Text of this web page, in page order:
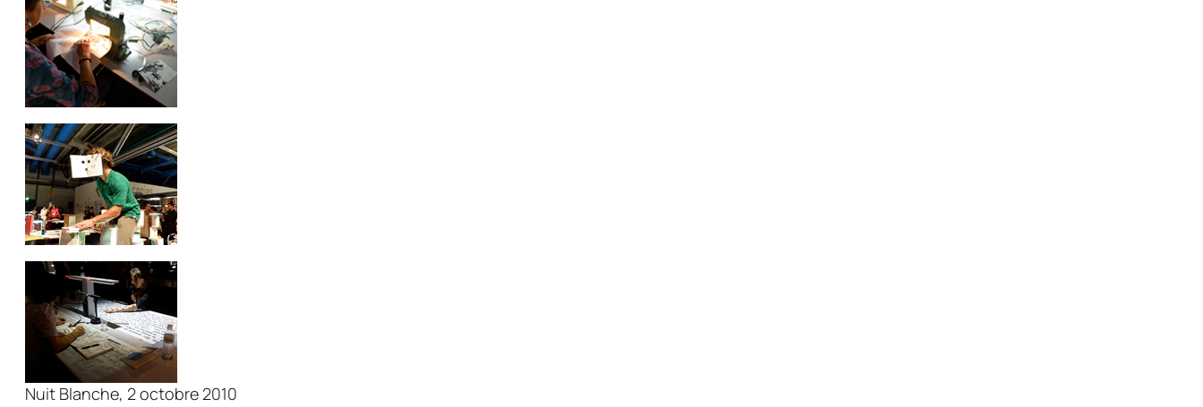
Nuit Blanche, 2 octobre 2010